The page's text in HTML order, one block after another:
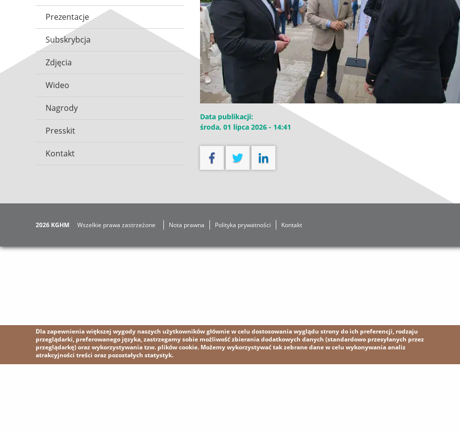
Prezentacje
Subskrybcja
Zdjęcia
Wideo
Nagrody
Presskit
Kontakt
Data publikacji:
środa, 01 lipca 2026 - 14:41
2026 KGHM Wszelkie prawa zastrzeżone Nota prawna Polityka prywatności Kontakt
Dla zapewnienia większej wygody naszych użytkowników głównie w celu dostosowania wyglądu strony do ich preferencji, rodzaju
przeglądarki, preferowanego języka, zastrzegamy sobie możliwość zbierania dodatkowych danych (standardowo przesyłanych przez
przeglądarkę) oraz wykorzystywania tzw. plików cookie. Możemy wykorzystywać tak zebrane dane w celu wykonywania analiz
atrakcyjności treści oraz pozostałych statystyk.